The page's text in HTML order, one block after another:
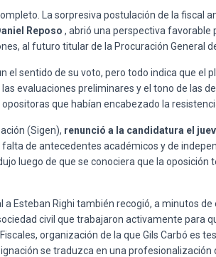
La sorpresiva postulación de la fiscal
Reposo , abrió una perspectiva favorable
al futuro titular de la Procuración General
el sentido de su voto, pero todo indica que el
evaluaciones preliminares y el tono de las
que habían encabezado la
(Sigen), renunció a la candidatura el
de antecedentes académicos y de
luego de que se conociera que la oposición
Esteban Righi también recogió, a minutos de
civil que trabajaron activamente para
organización de la que Gils Carbó es
se traduzca en una profesionalización